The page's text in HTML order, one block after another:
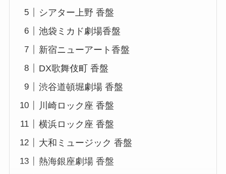
シアター上野 香盤
池袋ミカド劇場香盤
新宿ニューアート香盤
DX歌舞伎町 香盤
渋谷道頓堀劇場 香盤
川崎ロック座 香盤
横浜ロック座 香盤
大和ミュージック 香盤
熱海銀座劇場 香盤